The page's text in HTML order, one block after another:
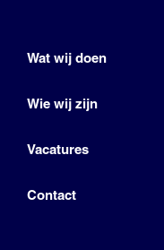
Wat wij doen
Wie wij zijn
Vacatures
Contact